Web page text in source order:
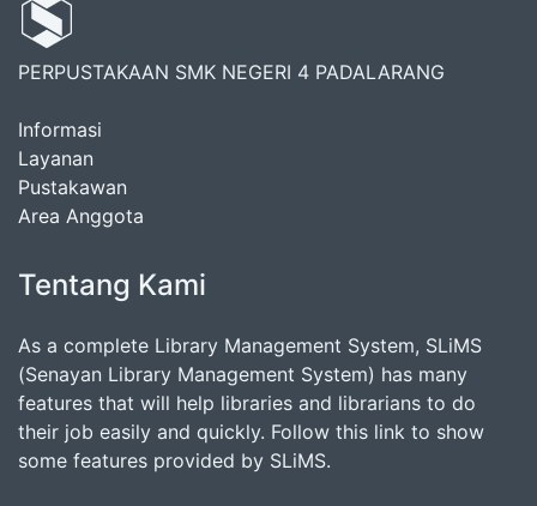
PERPUSTAKAAN SMK NEGERI 4 PADALARANG
Informasi
Layanan
Pustakawan
Area Anggota
Tentang Kami
As a complete Library Management System, SLiMS
(Senayan Library Management System) has many
features that will help libraries and librarians to do
their job easily and quickly. Follow this link to show
some features provided by SLiMS.